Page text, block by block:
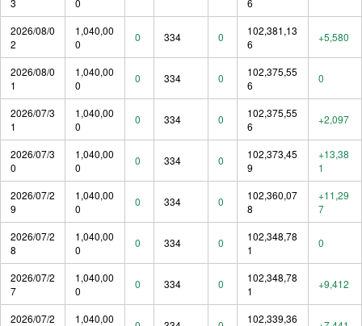
3
0
6
2026/08/0
2
1,040,00
0
0 334 0
102,381,13
6
+5,580
2026/08/0
1
1,040,00
0
0 334 0
102,375,55
6
0
2026/07/3
1
1,040,00
0
0 334 0
102,375,55
6
+2,097
2026/07/3
0
1,040,00
0
0 334 0
102,373,45
9
+13,38
1
2026/07/2
9
1,040,00
0
0 334 0
102,360,07
8
+11,29
7
2026/07/2
8
1,040,00
0
0 334 0
102,348,78
1
0
2026/07/2
7
1,040,00
0
0 334 0
102,348,78
1
+9,412
2026/07/2
1,040,00
102,339,36